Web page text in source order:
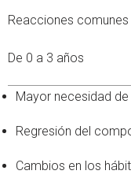
Reacciones
De 0 a 3 años
Mayor necesidad
Regresión del
Cambios en los